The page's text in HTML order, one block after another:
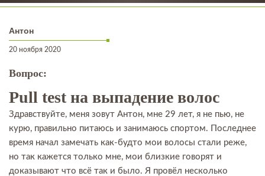
Антон
20 ноября 2020
Вопрос:
Pull test на выпадение волос
Здравствуйте, меня зовут Антон, мне 29 лет, я не пью, не
курю, правильно питаюсь и занимаюсь спортом. Последнее
время начал замечать как-будто мои волосы стали реже,
но так кажется только мне, мои близкие говорят и
доказывают что всё так и было. Я провёл несколько